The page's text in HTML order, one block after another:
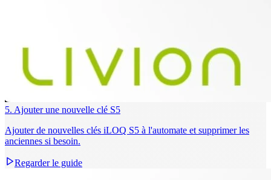
5. Ajouter une nouvelle clé S5
Ajouter de nouvelles clés iLOQ S5 à l'automate et supprimer les
anciennes si besoin.
Regarder le guide